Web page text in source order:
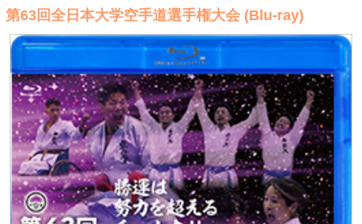
第63回全日本大学空手道選手権大会 (Blu-ray)